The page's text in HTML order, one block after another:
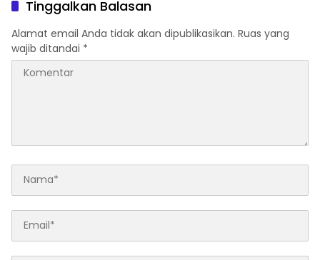
Tinggalkan Balasan
Alamat email Anda tidak akan dipublikasikan. Ruas yang
wajib ditandai *